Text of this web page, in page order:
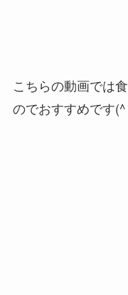
こちらの動画では
のでおすすめです(^